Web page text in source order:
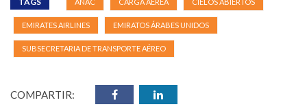
EMIRATES AIRLINES EMIRATOS ÁRABES UNIDOS
SUBSECRETARIA DE TRANSPORTE AÉREO
COMPARTIR: